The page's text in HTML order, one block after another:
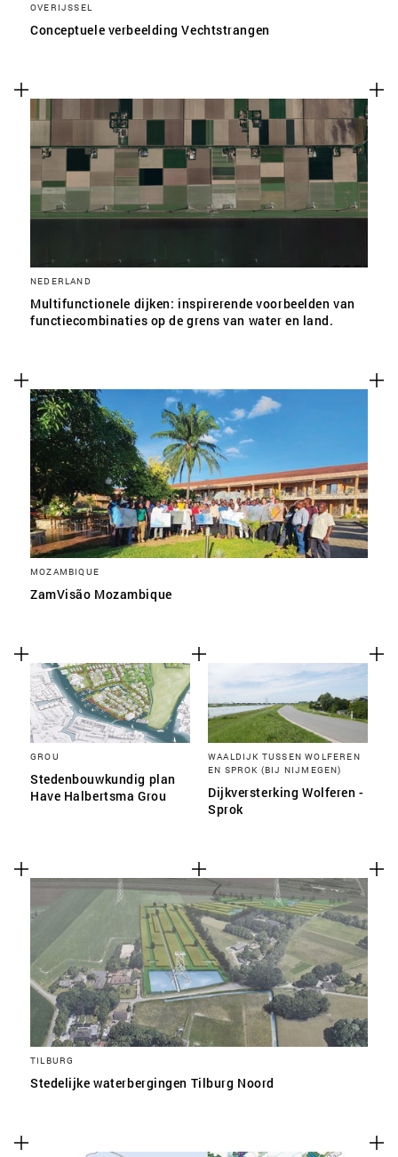
OVERIJSSEL
Conceptuele verbeelding Vechtstrangen
NEDERLAND
Multifunctionele dijken: inspirerende voorbeelden van
functiecombinaties op de grens van water en land.
MOZAMBIQUE
ZamVisão Mozambique
GROU
Stedenbouwkundig plan
Have Halbertsma Grou
WAALDIJK TUSSEN WOLFEREN
EN SPROK (BIJ NIJMEGEN)
Dijkversterking Wolferen -
Sprok
TILBURG
Stedelijke waterbergingen Tilburg Noord